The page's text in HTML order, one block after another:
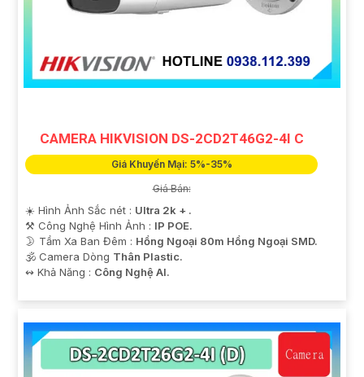
CAMERA HIKVISION DS-2CD2T46G2-4I C
Giá Khuyến Mại: 5%-35%
Giá Bán:
☀️ Hình Ảnh Sắc nét : Ultra 2k + .
⚒ Công Nghệ Hình Ảnh : IP POE.
🌛 Tầm Xa Ban Đêm : Hồng Ngoại 80m Hồng Ngoại SMD.
🕉️ Camera Dòng Thân Plastic.
️↭ Khả Năng : Công Nghệ AI.